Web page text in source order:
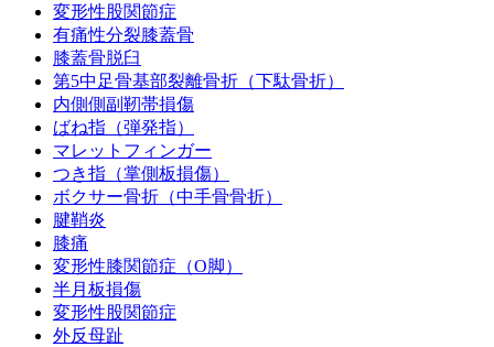
変形性股関節症
有痛性分裂膝蓋骨
膝蓋骨脱臼
第5中足骨基部裂離骨折（下駄骨折）
内側側副靭帯損傷
ばね指（弾発指）
マレットフィンガー
つき指（掌側板損傷）
ボクサー骨折（中手骨骨折）
腱鞘炎
膝痛
変形性膝関節症（O脚）
半月板損傷
変形性股関節症
外反母趾